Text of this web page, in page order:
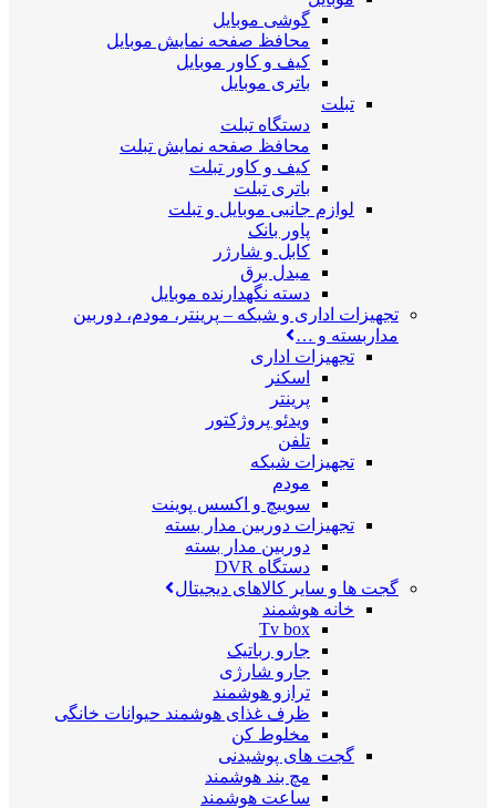
گوشی موبایل
محافظ صفحه نمایش موبایل
کیف و کاور موبایل
باتری موبایل
تبلت
دستگاه تبلت
محافظ صفحه نمایش تبلت
کیف و کاور تبلت
باتری تبلت
لوازم جانبی موبایل و تبلت
پاور بانک
کابل و شارژر
مبدل برق
دسته نگهدارنده موبایل
تجهیزات اداری و شبکه – پرینتر، مودم، دوربین
مداربسته و …
تجهیزات اداری
اسکنر
پرینتر
ویدئو پروژکتور
تلفن
تجهیزات شبکه
مودم
سوییچ و اکسس پوینت
تجهیزات دوربین مدار بسته
دوربین مدار بسته
دستگاه DVR
گجت ها و سایر کالاهای دیجیتال
خانه هوشمند
Tv box
جارو رباتیک
جارو شارژی
ترازو هوشمند
ظرف غذای هوشمند حیوانات خانگی
مخلوط کن
گجت های پوشیدنی
مچ بند هوشمند
ساعت هوشمند